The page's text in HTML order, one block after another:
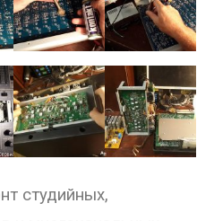
развеиваем мифы о
Bluetooth модуля.
площадки. Секреты
Случай с Амфитоном
студийных,